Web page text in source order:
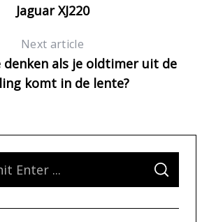
Jaguar XJ220
Next article
denken als je oldtimer uit de
komt in de lente?
S
A
C